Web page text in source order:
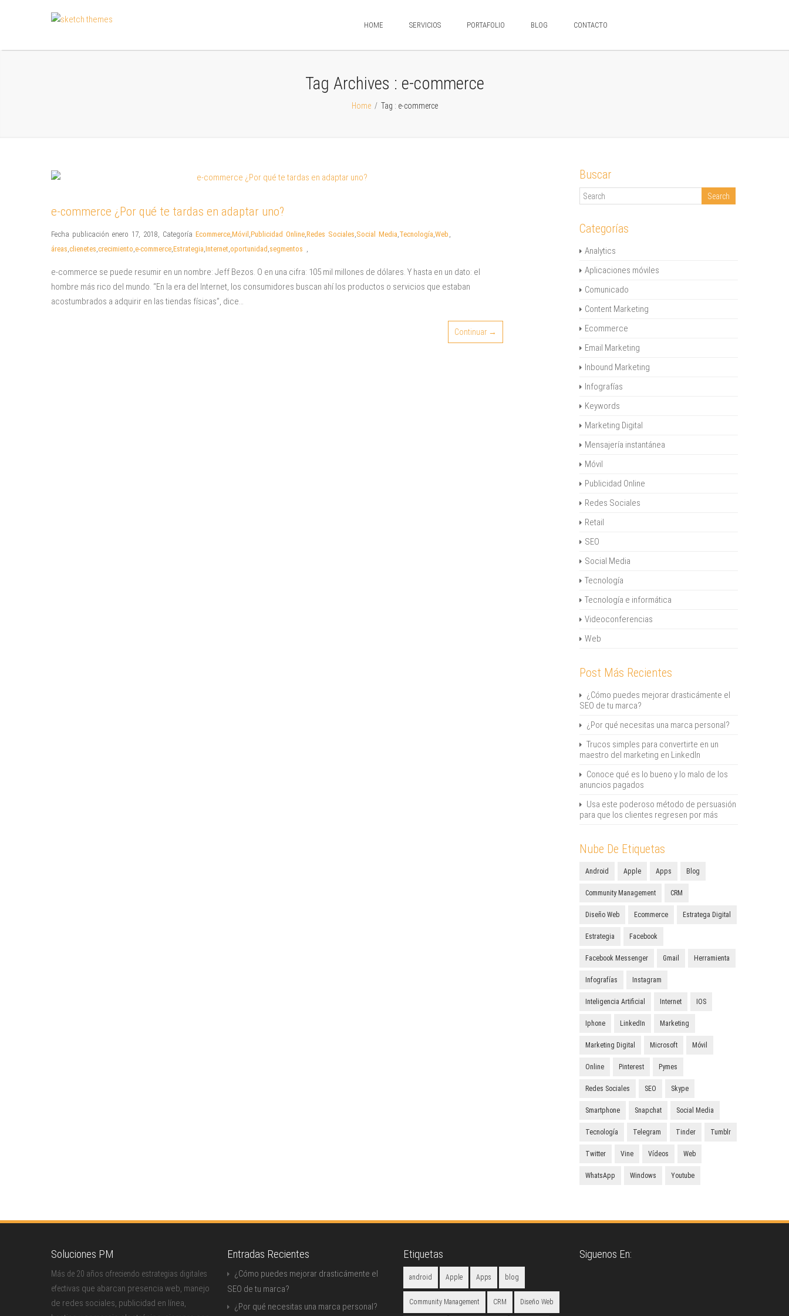
HOME SERVICIOS PORTAFOLIO BLOG CONTACTO
Tag Archives : e-commerce
Home / Tag : e-commerce
e-commerce ¿Por qué te tardas en adaptar uno?
Fecha publicación enero 17, 2018, Categoría Ecommerce,Móvil ,Publicidad Online,Redes Sociales,Social Media,Tecnología,Web ,
áreas,clienetes,crecimiento,e-commerce,Estrategia,Internet,oportunidad ,segmentos ,
e-commerce se puede resumir en un nombre: Jeff Bezos. O en una cifra: 105 mil millones de dólares. Y hasta en un dato: el
hombre más rico del mundo. “En la era del Internet, los consumidores buscan ahí los productos o servicios que estaban
acostumbrados a adquirir en las tiendas físicas”, dice…
Continuar →
Buscar
Categorías
Analytics
Aplicaciones móviles
Comunicado
Content Marketing
Ecommerce
Email Marketing
Inbound Marketing
Infografías
Keywords
Marketing Digital
Mensajería instantánea
Móvil
Publicidad Online
Redes Sociales
Retail
SEO
Social Media
Tecnología
Tecnología e informática
Videoconferencias
Web
Post Más Recientes
¿Cómo puedes mejorar drasticámente el
SEO de tu marca?
¿Por qué necesitas una marca personal?
Trucos simples para convertirte en un
maestro del marketing en LinkedIn
Conoce qué es lo bueno y lo malo de los
anuncios pagados
Usa este poderoso método de persuasión
para que los clientes regresen por más
Nube De Etiquetas
Android Apple Apps Blog
Community Management CRM
Diseño Web Ecommerce Estratega Digital
Estrategia Facebook
Facebook Messenger Gmail Herramienta
Infografías Instagram
Inteligencia Artificial Internet IOS
Iphone LinkedIn Marketing
Marketing Digital Microsoft Móvil
Online Pinterest Pymes
Redes Sociales SEO Skype
Smartphone Snapchat Social Media
Tecnología Telegram Tinder Tumblr
Twitter Vine Vídeos Web
WhatsApp Windows Youtube
Soluciones PM
Más de 20 años ofreciendo estrategias digitales
efectivas que abarcan presencia web, manejo
de redes sociales, publicidad en línea,
Entradas Recientes
¿Cómo puedes mejorar drasticámente el
SEO de tu marca?
¿Por qué necesitas una marca personal?
Etiquetas
android Apple Apps blog
Community Management CRM Diseño Web
Siguenos En: